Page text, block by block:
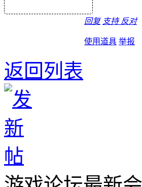
回复 支持 反对
使用道具 举报
返回列表